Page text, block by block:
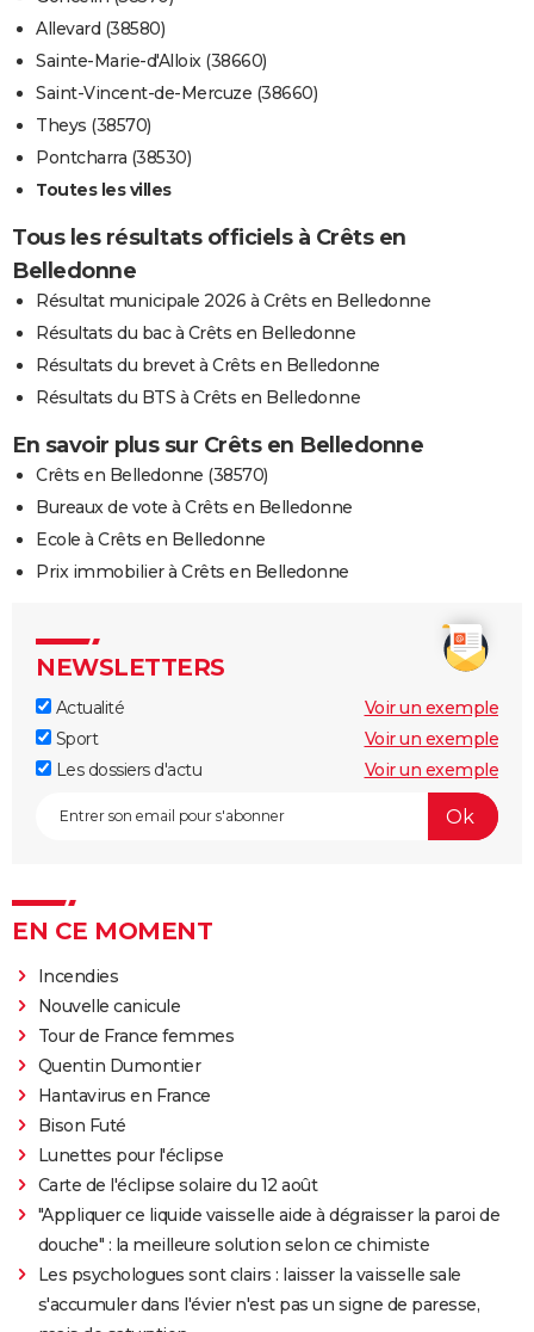
Allevard (38580)
Sainte-Marie-d'Alloix (38660)
Saint-Vincent-de-Mercuze (38660)
Theys (38570)
Pontcharra (38530)
Toutes les villes
Tous les résultats officiels à Crêts en
Belledonne
Résultat municipale 2026 à Crêts en Belledonne
Résultats du bac à Crêts en Belledonne
Résultats du brevet à Crêts en Belledonne
Résultats du BTS à Crêts en Belledonne
En savoir plus sur Crêts en Belledonne
Crêts en Belledonne (38570)
Bureaux de vote à Crêts en Belledonne
Ecole à Crêts en Belledonne
Prix immobilier à Crêts en Belledonne
NEWSLETTERS
Actualité
Voir un exemple
Sport
Voir un exemple
Les dossiers d'actu
Voir un exemple
EN CE MOMENT
Incendies
Nouvelle canicule
Tour de France femmes
Quentin Dumontier
Hantavirus en France
Bison Futé
Lunettes pour l'éclipse
Carte de l'éclipse solaire du 12 août
"Appliquer ce liquide vaisselle aide à dégraisser la paroi de
douche" : la meilleure solution selon ce chimiste
Les psychologues sont clairs : laisser la vaisselle sale
s'accumuler dans l'évier n'est pas un signe de paresse,